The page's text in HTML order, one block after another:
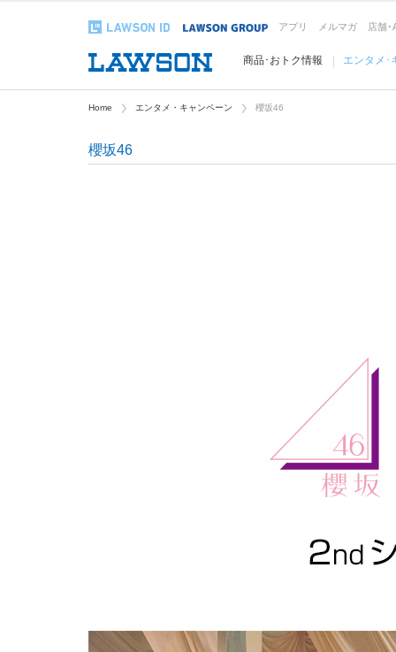
アプリ メルマガ 店舗･
商品･おトク情報 エンタメ･
Home エンタメ・キャンペーン 櫻坂46
櫻坂46